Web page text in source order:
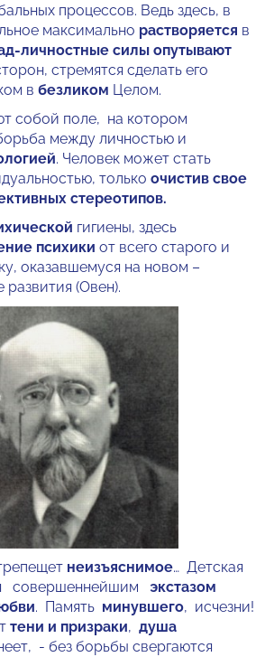
процессов. Ведь здесь, в
максимально растворяется в
личностные силы опутывают
стремятся сделать его
в безликом Целом.
собой поле, на котором
между личностью и
. Человек может стать
только очистив свое
стереотипов.
гигиены, здесь
психики от всего старого и
оказавшемуся на новом –
(Овен).
неизъяснимое… Детская
совершеннейшим экстазом
. Память минувшего, исчезни!
тени и призраки, душа
- без борьбы свергаются